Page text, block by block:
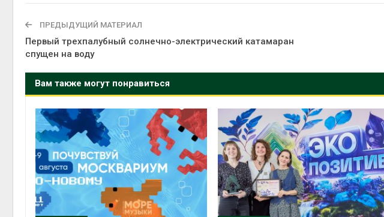
ПРЕДЫДУЩИЙ МАТЕРИАЛ
Первый трехпалубный солнечно-электрический катамаран
спущен на воду
Вам также могут понравиться